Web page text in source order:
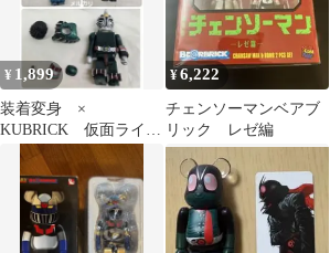
¥ 1,899
装着変身 ×
KUBRICK 仮面ライダ
ー vol.1 旧1号、蜘蛛
男、轟鬼
¥6,222
チェンソーマンベアブ
リック レゼ編